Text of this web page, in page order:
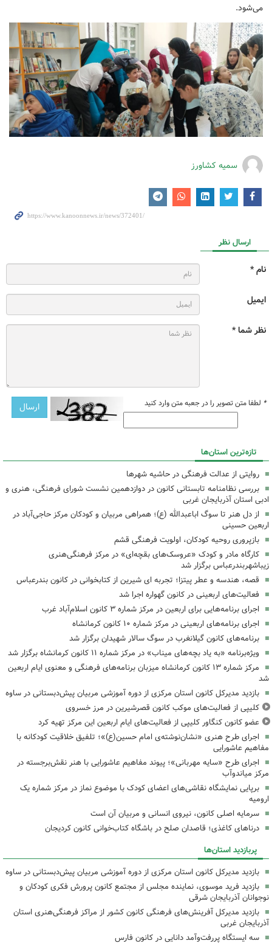
می‌شود.
سمیه کشاورز
ارسال نظر
نام *
ایمیل
نظر شما *
* لطفا متن تصویر را در جعبه متن وارد کنید
تازه‌ترین استان‌ها
روایتی از عدالت فرهنگی در حاشیه شهرها
بررسی نظامنامه تابستانی کانون در دوازدهمین نشست شورای فرهنگی، هنری و
ادبی استان آذربایجان غربی
از دل هنر تا سوگ اباعبدالله (ع)؛ همراهی مربیان و کودکان مرکز حاجی‌آباد در
اربعین حسینی
بازپروری روحیه کودکان، اولویت فرهنگی قشم
کارگاه مادر و کودک «عروسک‌های بقچه‌ای» در مرکز فرهنگی‌هنری
زیباشهربندرعباس برگزار شد
قصه، هندسه و عطر پیتزا؛ تجربه ای شیرین از کتابخوانی در کانون بندرعباس
فعالیت‌های اربعینی در کانون گهواره اجرا شد
اجرای برنامه‌هایی برای اربعین در مرکز شماره ۳ کانون اسلام‌آباد غرب
اجرای برنامه‌های اربعینی در مرکز شماره ۱۰ کانون کرمانشاه
برنامه‌های کانون گیلانغرب در سوگ سالار شهیدان برگزار شد
ویژه‌برنامه «به یاد بچه‌های میناب» در مرکز شماره ۱۱ کانون کرمانشاه برگزار شد
مرکز شماره ۱۳ کانون کرمانشاه میزبان برنامه‌های فرهنگی و معنوی ایام اربعین
شد
بازدید مدیرکل کانون استان مرکزی از دوره آموزشی مربیان پیش‌دبستانی در ساوه
کلیپی از فعالیت‌های موکب کانون قصرشیرین در مرز خسروی
عضو کانون کنگاور کلیپی از فعالیت‌های ایام اربعین این مرکز تهیه کرد
اجرای طرح هنری «نشان‌نوشته‌ی امام حسین(ع)»؛ تلفیق خلاقیت کودکانه با
مفاهیم عاشورایی
اجرای طرح «سایه مهربانی»؛ پیوند مفاهیم عاشورایی با هنر نقش‌برجسته در
مرکز میاندوآب
برپایی نمایشگاه نقاشی‌های اعضای کودک با موضوع نماز در مرکز شماره یک
ارومیه
سرمایه اصلی کانون، نیروی انسانی و مربیان آن است
درناهای کاغذی؛ قاصدان صلح در باشگاه کتاب‌خوانی کانون کردیجان
پربازدید استان‌ها
بازدید مدیرکل کانون استان مرکزی از دوره آموزشی مربیان پیش‌دبستانی در ساوه
بازدید فرید موسوی، نماینده مجلس از مجتمع کانون پرورش فکری کودکان و
نوجوانان آذربایجان شرقی
بازدید مدیرکل آفرینش‌های فرهنگی کانون کشور از مراکز فرهنگی‌هنری استان
آذربایجان غربی
سه ایستگاه پررفت‌وآمد دانایی در کانون فارس